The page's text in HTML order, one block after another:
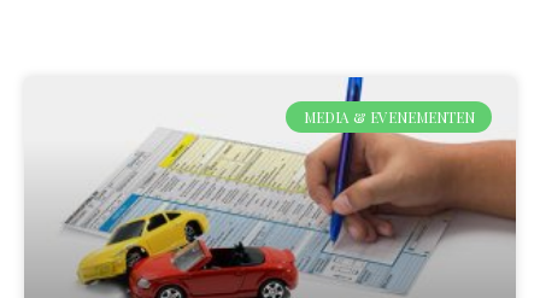
MEDIA & EVENEMENTEN